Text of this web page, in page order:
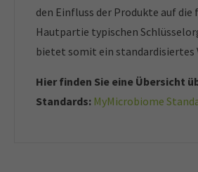
den Einfluss der Produkte auf die
Hautpartie typischen
bietet somit ein standardisiertes
Hier finden Sie eine Übersicht
Standards: MyMicrobiome